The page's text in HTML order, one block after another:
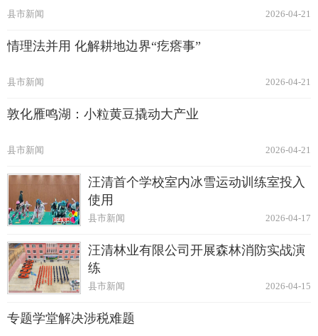
2026-04-21
县市新闻
情理法并用 化解耕地边界“疙瘩事”
2026-04-21
县市新闻
敦化雁鸣湖：小粒黄豆撬动大产业
2026-04-21
县市新闻
汪清首个学校室内冰雪运动训练室投入
使用
2026-04-17
县市新闻
汪清林业有限公司开展森林消防实战演
练
2026-04-15
县市新闻
专题学堂解决涉税难题